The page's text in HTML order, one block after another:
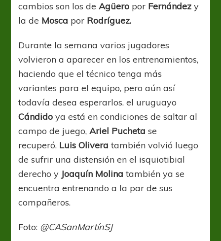
cambios son los deAgüero por Fernández y
la de Mosca por Rodríguez.
Durante la semana varios jugadores
volvieron a aparecer en los entrenamientos,
haciendo que el técnico tenga más
variantes para el equipo, pero aún así
todavía desea esperarlos. el uruguayo
Cándido ya está en condiciones de saltar al
campo de juego,Ariel Pucheta se
recuperó, Luis Olivera también volvió luego
de sufrir una distensión en el isquiotibial
derecho y Joaquín Molina también ya se
encuentra entrenando a la par de sus
compañeros.
Foto: @CASanMartínSJ